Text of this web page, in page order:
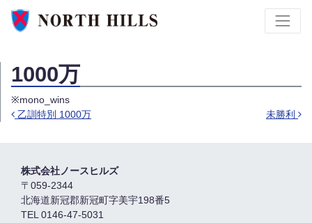
1000万
※mono_wins
乙訓特別 1000万 未勝利
株式会社ノースヒルズ
〒059-2344
北海道新冠郡新冠町字美宇198番5
TEL 0146-47-5031